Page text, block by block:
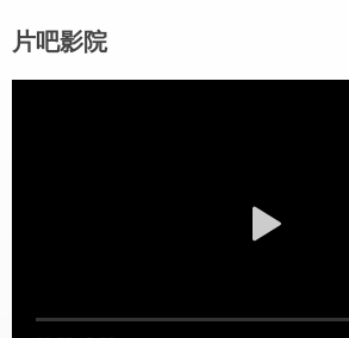
片吧影院